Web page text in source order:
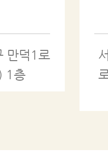
만덕1로
1층